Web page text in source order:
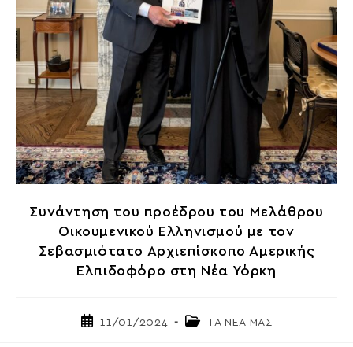
Συνάντηση του προέδρου του Μελάθρου
Οικουμενικού Ελληνισμού με τον
Σεβασμιότατο Αρχιεπίσκοπο Αμερικής
Ελπιδοφόρο στη Νέα Υόρκη
Post11/01/2024
PostΤΑ ΝΕΑ ΜΑΣ